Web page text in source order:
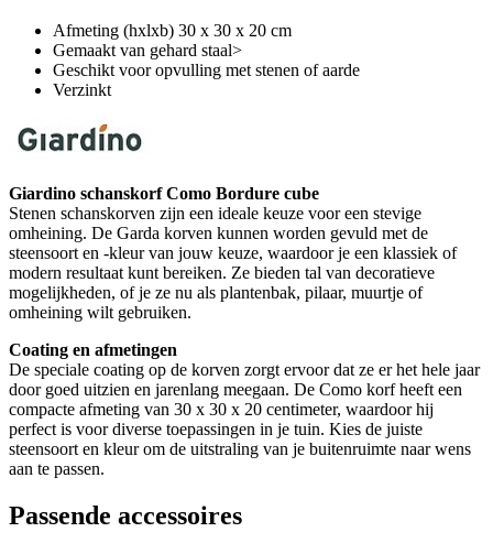
Afmeting (hxlxb) 30 x 30 x 20 cm
Gemaakt van gehard staal>
Geschikt voor opvulling met stenen of aarde
Verzinkt
Giardino schanskorf Como Bordure cube
Stenen schanskorven zijn een ideale keuze voor een stevige
omheining. De Garda korven kunnen worden gevuld met de
steensoort en -kleur van jouw keuze, waardoor je een klassiek of
modern resultaat kunt bereiken. Ze bieden tal van decoratieve
mogelijkheden, of je ze nu als plantenbak, pilaar, muurtje of
omheining wilt gebruiken.
Coating en afmetingen
De speciale coating op de korven zorgt ervoor dat ze er het hele jaar
door goed uitzien en jarenlang meegaan. De Como korf heeft een
compacte afmeting van 30 x 30 x 20 centimeter, waardoor hij
perfect is voor diverse toepassingen in je tuin. Kies de juiste
steensoort en kleur om de uitstraling van je buitenruimte naar wens
aan te passen.
Passende accessoires